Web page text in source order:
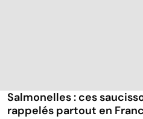
Salmonelles : ces
rappelés partout en